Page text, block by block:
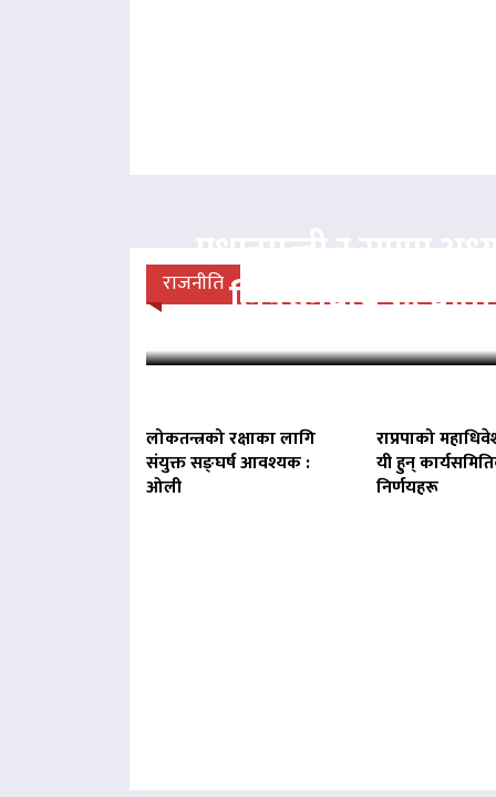
राजनीति
प्रधानमन्त्री र राप्रपा अध्यक्ष
लिङदेनबीच भेटवार्ता
लोकतन्त्रको रक्षाका लागि
संयुक्त सङ्घर्ष आवश्यक :
ओली
राप्रपाको
यी हुन्
निर्णयहरू